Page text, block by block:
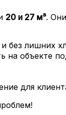
20 и 27 м³.
без лишних
на объекте
для